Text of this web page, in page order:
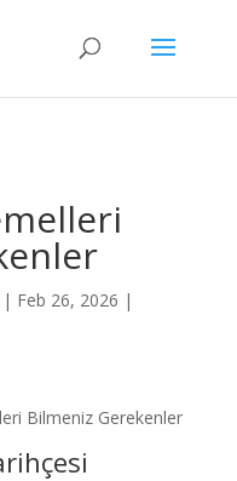
| Feb 26, 2026 |
Bilmeniz Gerekenler